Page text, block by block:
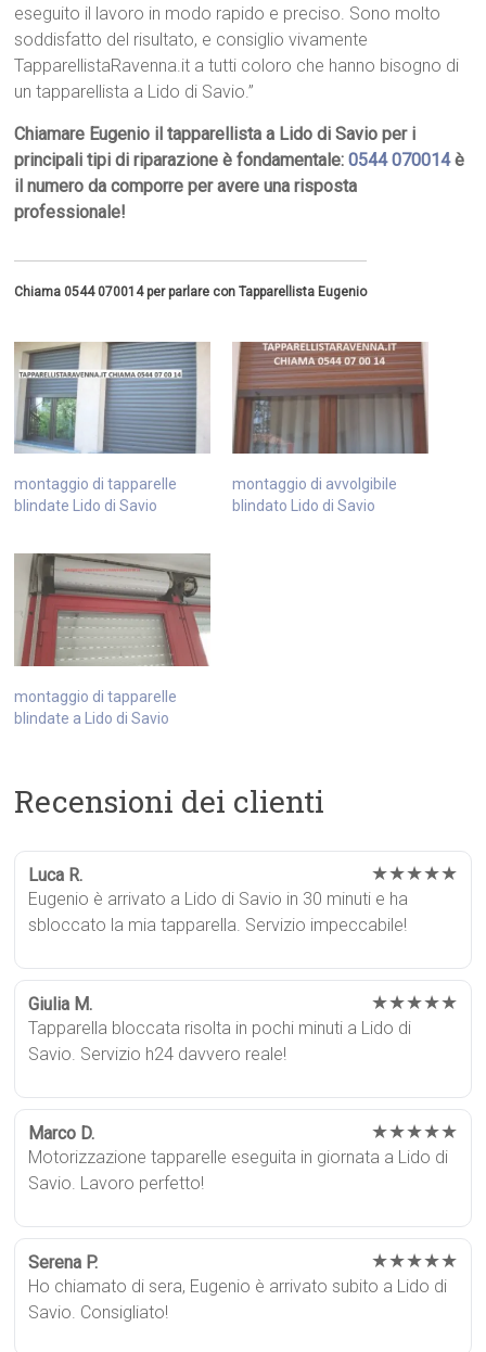
eseguito il lavoro in modo rapido e preciso. Sono molto
soddisfatto del risultato, e consiglio vivamente
TapparellistaRavenna.it a tutti coloro che hanno bisogno di
un tapparellista a Lido di Savio.”
Chiamare Eugenio il tapparellista a Lido di Savio per i
principali tipi di riparazione è fondamentale:0544 070014è
il numero da comporre per avere una risposta
professionale!
Chiama 0544 070014 per parlare con Tapparellista Eugenio
montaggio di tapparelle
blindate Lido di Savio
montaggio di avvolgibile
blindato Lido di Savio
montaggio di tapparelle
blindate a Lido di Savio
Recensioni dei clienti
Luca R. ★★★★★
Eugenio è arrivato a Lido di Savio in 30 minuti e ha
sbloccato la mia tapparella. Servizio impeccabile!
Giulia M. ★★★★★
Tapparella bloccata risolta in pochi minuti a Lido di
Savio. Servizio h24 davvero reale!
Marco D. ★★★★★
Motorizzazione tapparelle eseguita in giornata a Lido di
Savio. Lavoro perfetto!
Serena P. ★★★★★
Ho chiamato di sera, Eugenio è arrivato subito a Lido di
Savio. Consigliato!